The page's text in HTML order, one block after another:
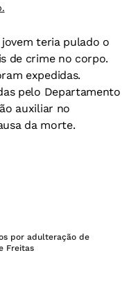
teria pulado o
de crime no corpo.
expedidas.
pelo Departamento
auxiliar no
da morte.
por adulteração de
Freitas